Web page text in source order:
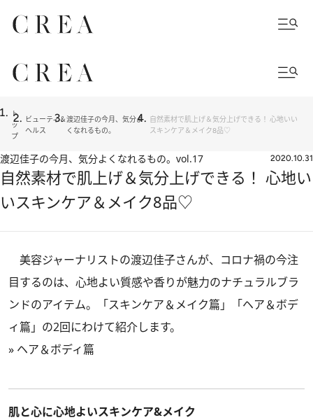
ト
ッ
プ
ビューティ＆
ヘルス
渡辺佳子の今月、気分よ
くなれるもの。
自然素材で肌上げ＆気分上げできる！ 心地いい
スキンケア＆メイク8品♡
渡辺佳子の今月、気分よくなれるもの。 vol.17 2020.10.31
自然素材で肌上げ＆気分上げできる！ 心地い
いスキンケア＆メイク8品♡
美容ジャーナリストの渡辺佳子さんが、コロナ禍の今注
目するのは、心地よい質感や香りが魅力のナチュラルブラ
ンドのアイテム。「スキンケア＆メイク篇」「ヘア＆ボデ
ィ篇」の2回にわけて紹介します。
» ヘア＆ボディ篇
肌と心に心地よいスキンケア&メイク